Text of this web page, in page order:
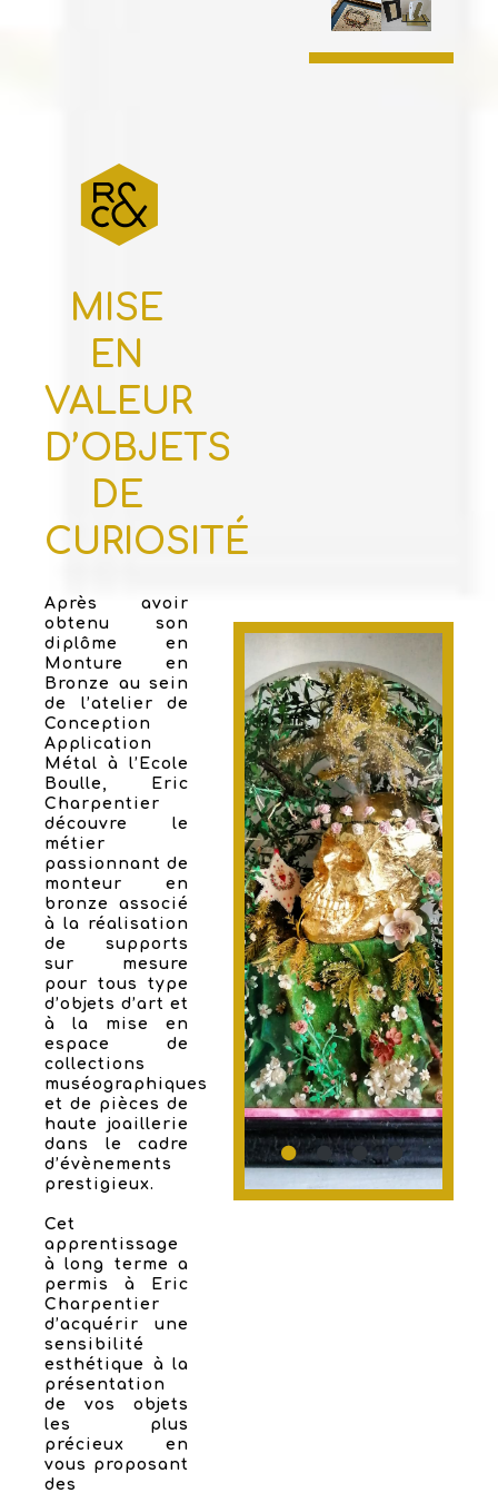
MISE
EN
VALEUR
D’OBJETS
DE
CURIOSITÉ
Après avoir
obtenu son
diplôme en
Monture en
Bronze au sein
de l’atelier de
Conception
Application
Métal à l’Ecole
Boulle, Eric
Charpentier
découvre le
métier
passionnant de
monteur en
bronze associé
à la réalisation
de supports
sur mesure
pour tous type
d’objets d’art et
à la mise en
espace de
collections
muséographiques
et de pièces de
haute joaillerie
dans le cadre
d’évènements
prestigieux.
Cet
apprentissage
à long terme a
permis à Eric
Charpentier
d’acquérir une
sensibilité
esthétique à la
présentation
de vos objets
les plus
précieux en
vous proposant
des